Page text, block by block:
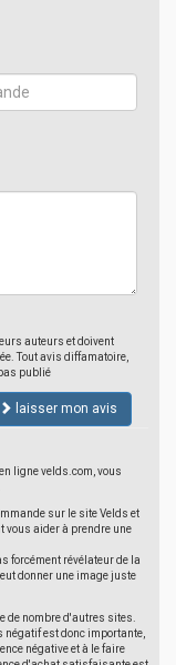
auteurs et doivent
Tout avis diffamatoire,
publié
laisser mon avis
ligne velds.com, vous
sur le site Velds et
vous aider à prendre une
forcément révélateur de la
donner une image juste
de nombre d'autres sites.
négatif est donc importante,
négative et à le faire